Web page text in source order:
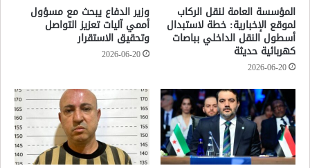
المؤسسة العامة لنقل الركاب
لموقع الإخبارية: خطة لاستبدال
أسطول النقل الداخلي بباصات
كهربائية حديثة
2026-06-20
وزير الدفاع يبحث مع مسؤول
أممي آليات تعزيز التواصل
وتحقيق الاستقرار
2026-06-20